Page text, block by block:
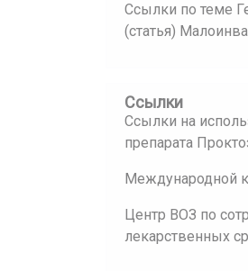
Ссылки по теме
(статья)
Ссылки
Ссылки на
препарата
Международной
Центр ВОЗ по
лекарственных